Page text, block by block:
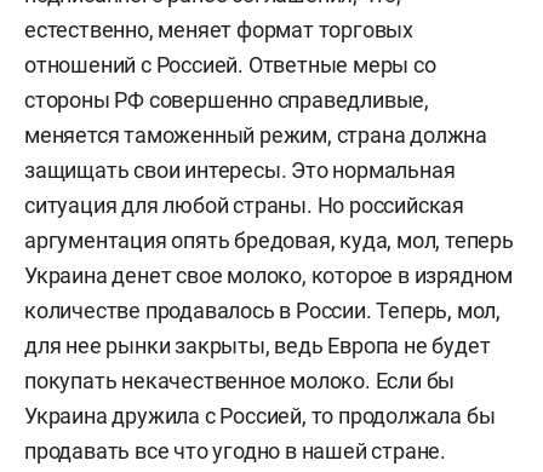
естественно, меняет формат торговых
отношений с Россией. Ответные меры со
стороны РФ совершенно справедливые,
меняется таможенный режим, страна должна
защищать свои интересы. Это нормальная
ситуация для любой страны. Но российская
аргументация опять бредовая, куда, мол, теперь
Украина денет свое молоко, которое в изрядном
количестве продавалось в России. Теперь, мол,
для нее рынки закрыты, ведь Европа не будет
покупать некачественное молоко. Если бы
Украина дружила с Россией, то продолжала бы
продавать все что угодно в нашей стране.